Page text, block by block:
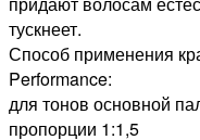
тускнеет.
Способ применения
Performance:
для тонов основной
пропорции 1:1,5